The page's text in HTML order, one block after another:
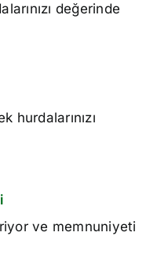
değerinde
hurdalarınızı
ve memnuniyeti